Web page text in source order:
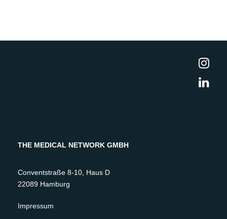
THE MEDICAL NETWORK GMBH
Conventstraße 8-10, Haus D
22089 Hamburg
Impressum